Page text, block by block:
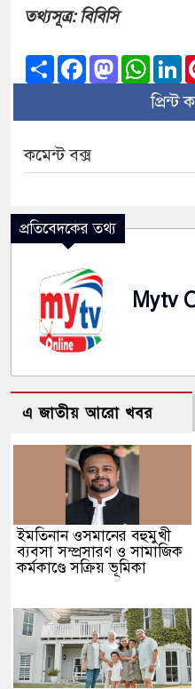
তথ্যসূত্র: বিবিসি
ShareFacebook
Mastodon
প্রিন্ট
কমেন্ট বক্স
প্রতিবেদকের তথ্য
Mytv
এ জাতীয় আরো খবর
ইমতিনান ওসমানের বহুমুখী
ব্যবসা সম্প্রসারণ ও সামাজিক
কর্মকাণ্ডে সক্রিয় ভূমিকা